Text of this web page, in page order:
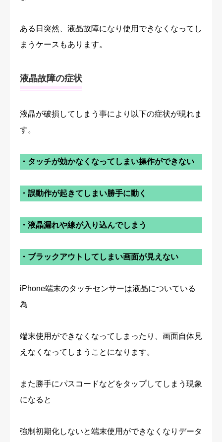
ある日突然、液晶故障になり使用できなくなってし
まうケースもあります。
液晶故障の症状
液晶が破損してしまう事により以下の症状が現れま
す。
・タッチが効かなくなってしまい操作ができない
・誤動作が起きてしまい勝手に動く
・液晶漏れや線が入り込んでしまう
・ブラックアウトしてしまい画面が見えない
iPhone端末のタッチセンサーは液晶についている
為
端末使用ができなくなってしまったり、画面自体見
えなくなってしまうことになります。
また勝手にパスコードなどをタップしてしまう現象
になると
強制初期化しないと端末使用ができなくなりデータ